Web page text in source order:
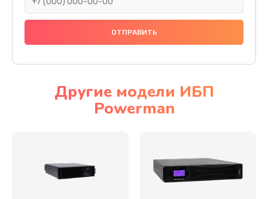
Другие модели ИБП
Powerman